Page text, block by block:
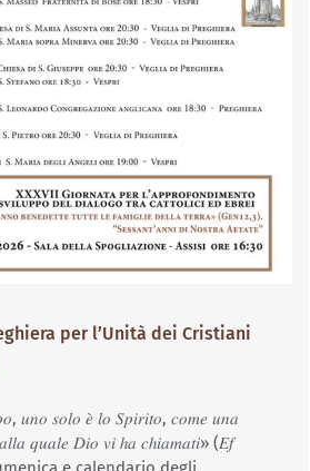
per l’Unità dei Cristiani
𝑢𝑛𝑜 𝑠𝑜𝑙𝑜 𝑒̀ 𝑙𝑜 𝑆𝑝𝑖𝑟𝑖𝑡𝑜, 𝑐𝑜𝑚𝑒 𝑢𝑛𝑎
𝑞𝑢𝑎𝑙𝑒 𝐷𝑖𝑜 𝑣𝑖 ℎ𝑎 𝑐ℎ𝑖𝑎𝑚𝑎𝑡𝑖» (𝐸𝑓